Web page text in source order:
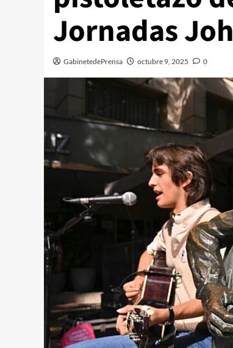
Jornadas
GabinetedePrensa octubre 9, 2025 0